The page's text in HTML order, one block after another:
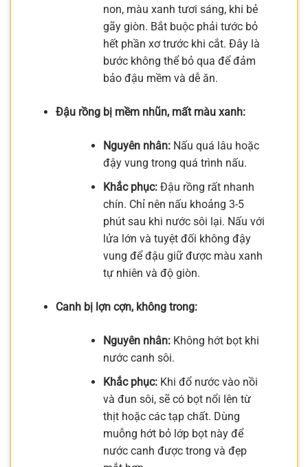
non, màu xanh tươi sáng, khi bẻ
gãy giòn. Bắt buộc phải tước bỏ
hết phần xơ trước khi cắt. Đây là
bước không thể bỏ qua để đảm
bảo đậu mềm và dễ ăn.
Đậu rồng bị mềm nhũn, mất màu xanh:
Nguyên nhân:Nấu quá lâu hoặc
đậy vung trong quá trình nấu.
Khắc phục:Đậu rồng rất nhanh
chín. Chỉ nên nấu khoảng 3-5
phút sau khi nước sôi lại. Nấu với
lửa lớn và tuyệt đối không đậy
vung để đậu giữ được màu xanh
tự nhiên và độ giòn.
Canh bị lợn cợn, không trong:
Nguyên nhân:Không hớt bọt khi
nước canh sôi.
Khắc phục:Khi đổ nước vào nồi
và đun sôi, sẽ có bọt nổi lên từ
thịt hoặc các tạp chất. Dùng
muỗng hớt bỏ lớp bọt này để
nước canh được trong và đẹp